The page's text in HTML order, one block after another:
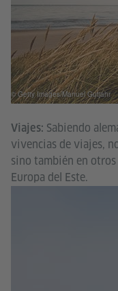
© Getty Images/Manuel Gutjahr
Viajes: Sabiendo
vivencias de viajes,
sino también en
Europa del Este.